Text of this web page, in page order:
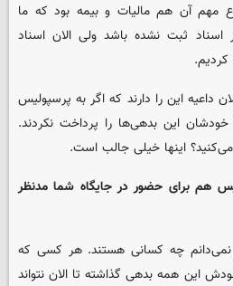
آن هم مالیات و بیمه بود که ما
اسناد ثبت نشده باشد ولی الان اسناد
این را دارند که اگر به پرسپولیس
خودشان این بدهی‌ها را پرداخت نکردند.
اینها خیلی جالب است.
هم برای حضور در جایگاه شما مدنظر
چه کسانی هستند. هر کسی که
این همه بدهی گذاشته تا الان نتواند